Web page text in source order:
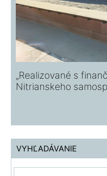
„Realizované s
Nitrianskeho
VYHĽADÁVANIE